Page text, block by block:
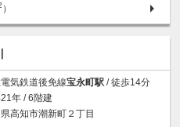
）
気鉄道後免線宝永町駅 / 徒歩14分
年 / 6階建
高知市潮新町２丁目